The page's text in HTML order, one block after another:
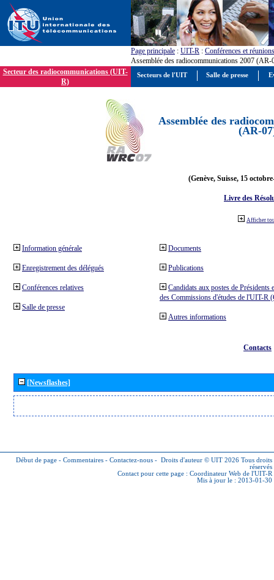
Page principale : UIT-R : Conférences et réunions
Assemblée des radiocommunications 2007 (AR-
Secteur des radiocommunications (UIT-
R)
Assemblée des
(AR-
(Genève, Suisse, 15
Livre des
Afficher
Information générale
Enregistrement des délégués
Conférences relatives
Salle de presse
Documents
Publications
Candidats aux postes de Présidents
des Commissions d'études de l'UIT-R
Autres informations
Contacts
[Newsflashes]
Début de page - Commentaires - Contactez-nous - Droits d'auteur © UIT 2026 Tous droits
réservés
Contact pour cette page : Coordinateur Web de l'UIT-R
Mis à jour le : 2013-01-30
Secteurs de l'UIT Salle de presse